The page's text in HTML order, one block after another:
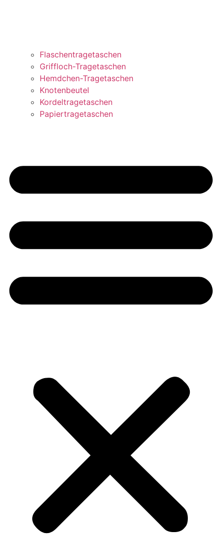
Flaschentragetaschen
Griffloch-Tragetaschen
Hemdchen-Tragetaschen
Knotenbeutel
Kordeltragetaschen
Papiertragetaschen